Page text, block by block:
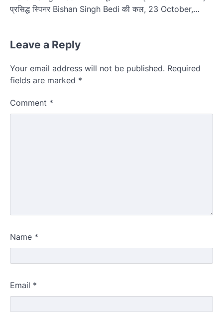
प्रसिद्ध स्पिनर Bishan Singh Bedi की कल, 23 October,…
Leave a Reply
Your email address will not be published. Required
fields are marked *
Comment *
Name *
Email *